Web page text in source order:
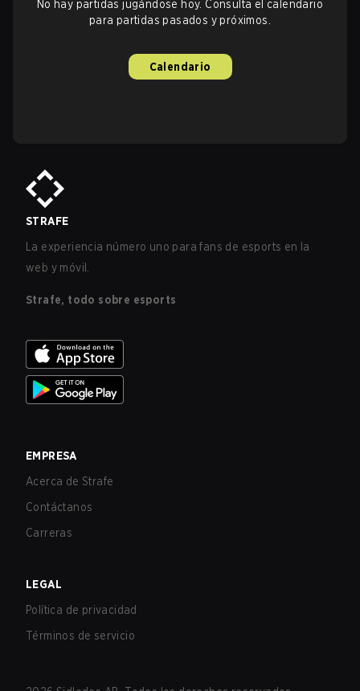
No hay partidas jugándose hoy. Consulta el calendario
para partidas pasados y próximos.
Calendario
STRAFE
La experiencia número uno para fans de esports en la
web y móvil.
Strafe, todo sobre esports
EMPRESA
Acerca de Strafe
Contáctanos
Carreras
LEGAL
Política de privacidad
Términos de servicio